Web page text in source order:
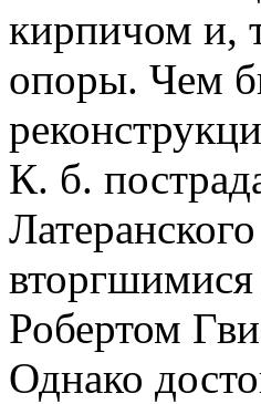
кирпичом и,
опоры. Чем
К. б.
Робертом
Однако